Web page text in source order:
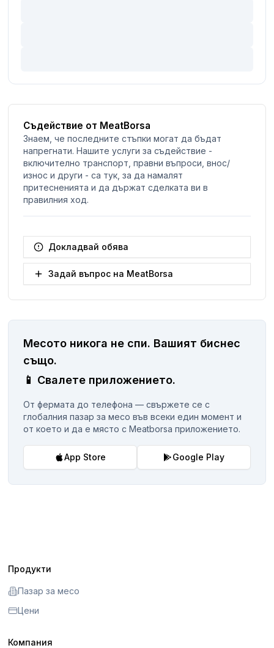
Съдействие от MeatBorsa
Знаем, че последните стъпки могат да бъдат
напрегнати. Нашите услуги за съдействие -
включително транспорт, правни въпроси, внос/
износ и други - са тук, за да намалят
притесненията и да държат сделката ви в
правилния ход.
Докладвай обява
Задай въпрос на MeatBorsa
Месото никога не спи. Вашият биснес
същo.
📱 Свалете приложението.
От фермата до телефона — свържете се с
глобалния пазар за месо във всеки един момент и
от което и да е място с Meatborsa приложението.
App Store Google Play
Продукти
Пазар за месо
Цени
Компания